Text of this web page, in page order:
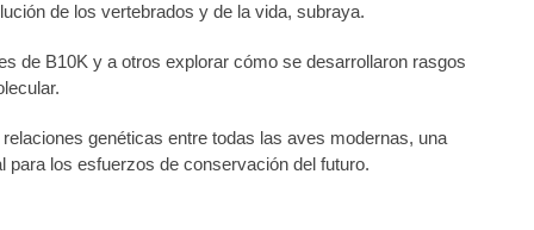
de los vertebrados y de la vida, subraya.
de B10K y a otros explorar cómo se desarrollaron rasgos
genéticas entre todas las aves modernas, una
los esfuerzos de conservación del futuro.